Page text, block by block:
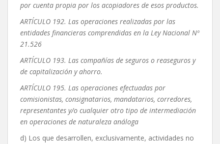
por cuenta propia por los acopiadores de esos productos.
ARTÍCULO 192. Las operaciones realizadas por las
entidades financieras comprendidas en la Ley Nacional Nº
21.526
ARTÍCULO 193. Las compañías de seguros o reaseguros y
de capitalización y ahorro.
ARTÍCULO 195. Las operaciones efectuadas por
comisionistas, consignatarios, mandatarios, corredores,
representantes y/o cualquier otro tipo de intermediación
en operaciones de naturaleza análoga
d) Los que desarrollen, exclusivamente, actividades no